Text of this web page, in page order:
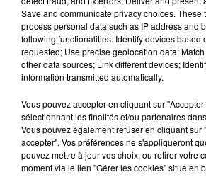
Save and communicate privacy choices. These
process personal data such as IP address and
following functionalities: Identify devices based
requested; Use precise geolocation data;
other data sources; Link different devices;
information transmitted automatically.
Vous pouvez accepter en cliquant sur
sélectionnant les finalités et/ou partenaires
Vous pouvez également refuser en cliquant sur
accepter". Vos préférences ne s'appliqueront
pouvez mettre à jour vos choix, ou retirer votre
moment via le lien "Gérer les cookies" situé en